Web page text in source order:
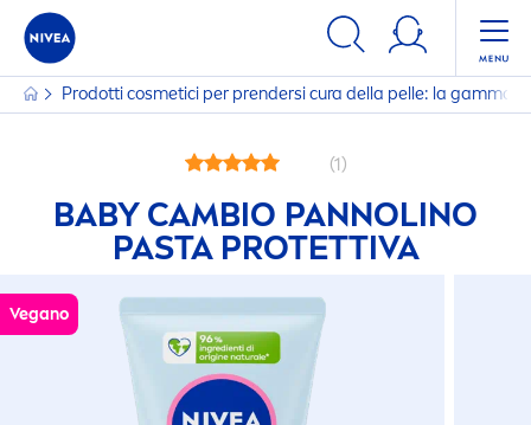
Prodotti cosmetici per prendersi cura della pelle: la gamma
(1)
BABY CAMBIO PANNOLINO
PASTA PROTETTIVA
Vegano